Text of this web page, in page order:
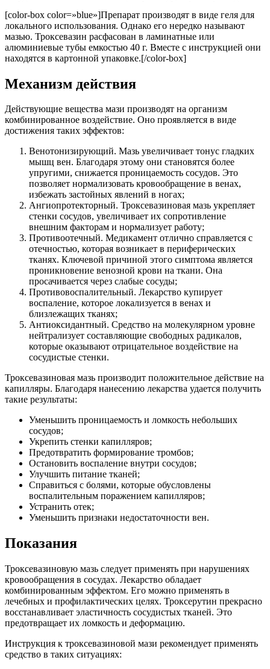
[color-box color=»blue»]Препарат производят в виде геля для
локального использования. Однако его нередко называют
мазью. Троксевазин расфасован в ламинатные или
алюминиевые тубы емкостью 40 г. Вместе с инструкцией они
находятся в картонной упаковке.[/color-box]
Механизм действия
Действующие вещества мази производят на организм
комбинированное воздействие. Оно проявляется в виде
достижения таких эффектов:
Венотонизирующий. Мазь увеличивает тонус гладких
мышц вен. Благодаря этому они становятся более
упругими, снижается проницаемость сосудов. Это
позволяет нормализовать кровообращение в венах,
избежать застойных явлений в ногах;
Ангиопротекторный. Троксевазиновая мазь укрепляет
стенки сосудов, увеличивает их сопротивление
внешним факторам и нормализует работу;
Противоотечный. Медикамент отлично справляется с
отечностью, которая возникает в периферических
тканях. Ключевой причиной этого симптома является
проникновение венозной крови на ткани. Она
просачивается через слабые сосуды;
Противовоспалительный. Лекарство купирует
воспаление, которое локализуется в венах и
близлежащих тканях;
Антиоксидантный. Средство на молекулярном уровне
нейтрализует составляющие свободных радикалов,
которые оказывают отрицательное воздействие на
сосудистые стенки.
Троксевазиновая мазь производит положительное действие на
капилляры. Благодаря нанесению лекарства удается получить
такие результаты:
Уменьшить проницаемость и ломкость небольших
сосудов;
Укрепить стенки капилляров;
Предотвратить формирование тромбов;
Остановить воспаление внутри сосудов;
Улучшить питание тканей;
Справиться с болями, которые обусловлены
воспалительным поражением капилляров;
Устранить отек;
Уменьшить признаки недостаточности вен.
Показания
Троксевазиновую мазь следует применять при нарушениях
кровообращения в сосудах. Лекарство обладает
комбинированным эффектом. Его можно применять в
лечебных и профилактических целях. Троксерутин прекрасно
восстанавливает эластичность сосудистых тканей. Это
предотвращает их ломкость и деформацию.
Инструкция к троксевазиновой мази рекомендует применять
средство в таких ситуациях: